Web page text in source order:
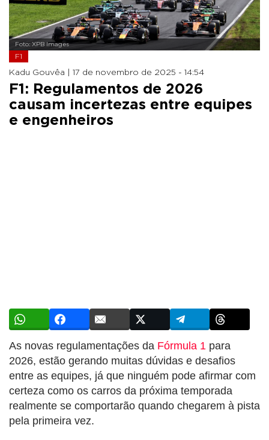
Foto: XPB Images
F1
Kadu Gouvêa | 17 de novembro de 2025 - 14:54
F1: Regulamentos de 2026
causam incertezas entre equipes
e engenheiros
As novas regulamentações da Fórmula 1 para
2026, estão gerando muitas dúvidas e desafios
entre as equipes, já que ninguém pode afirmar com
certeza como os carros da próxima temporada
realmente se comportarão quando chegarem à pista
pela primeira vez.